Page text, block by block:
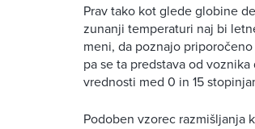
Prav tako kot glede globine
zunanji temperaturi naj bi
meni, da poznajo
pa se ta predstava od
vrednosti med 0 in 15
Podoben vzorec razmišljanja